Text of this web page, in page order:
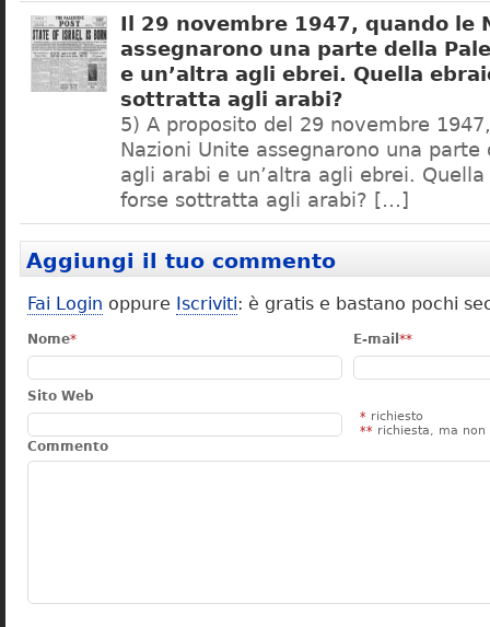
Il 29 novembre 1947, quando le
assegnarono una parte della
e un’altra agli ebrei. Quella
sottratta agli arabi?
5) A proposito del 29 novembre
Nazioni Unite assegnarono una parte
agli arabi e un’altra agli ebrei.
forse sottratta agli arabi? […]
Aggiungi il tuo commento
Fai Login oppure Iscriviti: è gratis e bastano pochi
Nome* E-mail **
Sito Web
* richiesto
** richiesta, ma non
Commento